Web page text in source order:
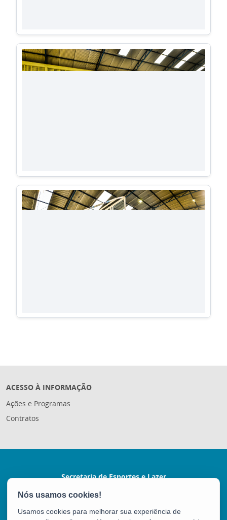
ACESSO À INFORMAÇÃO
Ações e Programas
Contratos
Secretaria de Esportes e Lazer
Rua Coronel Schwab Filho s/nº - Bento Ferreira
Tel.: (27) 3636-7017
Usamos cookies para melhorar sua experiência de